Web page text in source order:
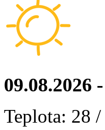
09.08.2026
Teplota: 28 /